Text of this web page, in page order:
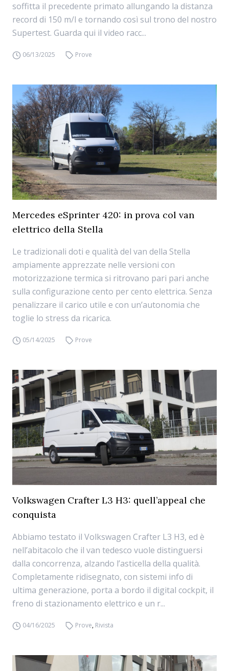
soffitta il precedente primato allungando la distanza
record di 150 m/l e tornando così sul trono del nostro
Supertest. Guarda qui il video racc...
06/13/2025 Prove
Mercedes eSprinter 420: in prova col van
elettrico della Stella
Le tradizionali doti e qualità del van della Stella
ampiamente apprezzate nelle versioni con
motorizzazione termica si ritrovano pari pari anche
sulla configurazione cento per cento elettrica. Senza
penalizzare il carico utile e con un’autonomia che
toglie lo stress da ricarica.
05/14/2025 Prove
Volkswagen Crafter L3 H3: quell’appeal che
conquista
Abbiamo testato il Volkswagen Crafter L3 H3, ed è
nell’abitacolo che il van tedesco vuole distinguersi
dalla concorrenza, alzando l’asticella della qualità.
Completamente ridisegnato, con sistemi info di
ultima generazione, porta a bordo il digital cockpit, il
freno di stazionamento elettrico e un r...
04/16/2025 Prove, Rivista